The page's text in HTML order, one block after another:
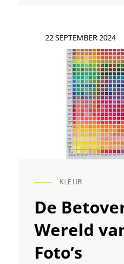
VAN
EN
22 SEPTEMBER 2024
CAT
KLEUR
De
Wereld
Foto’s